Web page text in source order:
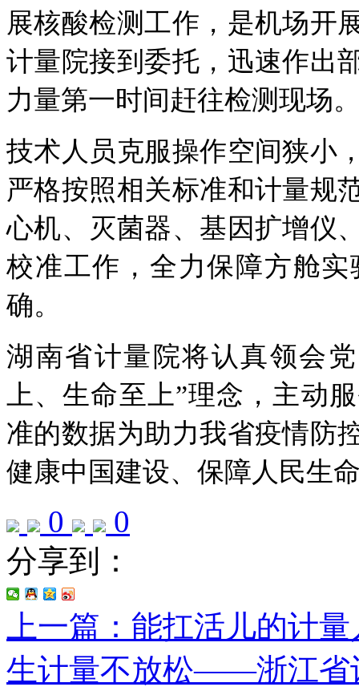
展核酸检测工作，是机场开
计量院接到委托，迅速作出
力量第一时间赶往检测现场
技术人员克服操作空间狭小
严格按照相关标准和计量规
心机、灭菌器、基因扩增仪
校准工作，全力保障方舱
确。
湖南省计量院将认真领会
上、生命至上”理念，主动
准的数据为助力我省疫情防
健康中国建设、保障人民生
0
0
分享到：
上一篇：能扛活儿的计量
生计量不放松——浙江省